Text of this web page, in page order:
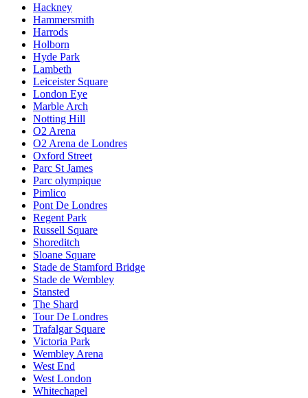
Hackney
Hammersmith
Harrods
Holborn
Hyde Park
Lambeth
Leiceister Square
London Eye
Marble Arch
Notting Hill
O2 Arena
O2 Arena de Londres
Oxford Street
Parc St James
Parc olympique
Pimlico
Pont De Londres
Regent Park
Russell Square
Shoreditch
Sloane Square
Stade de Stamford Bridge
Stade de Wembley
Stansted
The Shard
Tour De Londres
Trafalgar Square
Victoria Park
Wembley Arena
West End
West London
Whitechapel